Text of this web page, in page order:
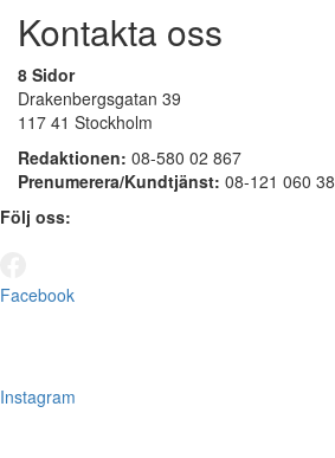
Kontakta oss
8 Sidor
Drakenbergsgatan 39
117 41 Stockholm
Redaktionen: 08-580 02 867
Prenumerera/Kundtjänst: 08-121 060 38
Följ oss:
Facebook
Instagram